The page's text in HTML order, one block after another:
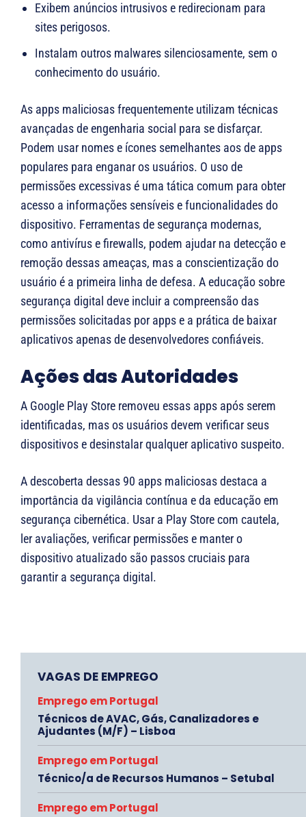
Exibem anúncios intrusivos e redirecionam para
sites perigosos.
Instalam outros malwares silenciosamente, sem o
conhecimento do usuário.
As apps maliciosas frequentemente utilizam técnicas
avançadas de engenharia social para se disfarçar.
Podem usar nomes e ícones semelhantes aos de apps
populares para enganar os usuários. O uso de
permissões excessivas é uma tática comum para obter
acesso a informações sensíveis e funcionalidades do
dispositivo. Ferramentas de segurança modernas,
como antivírus e firewalls, podem ajudar na detecção e
remoção dessas ameaças, mas a conscientização do
usuário é a primeira linha de defesa. A educação sobre
segurança digital deve incluir a compreensão das
permissões solicitadas por apps e a prática de baixar
aplicativos apenas de desenvolvedores confiáveis.
Ações das Autoridades
A Google Play Store removeu essas apps após serem
identificadas, mas os usuários devem verificar seus
dispositivos e desinstalar qualquer aplicativo suspeito.
A descoberta dessas 90 apps maliciosas destaca a
importância da vigilância contínua e da educação em
segurança cibernética. Usar a Play Store com cautela,
ler avaliações, verificar permissões e manter o
dispositivo atualizado são passos cruciais para
garantir a segurança digital.
VAGAS DE EMPREGO
Emprego em Portugal
Técnicos de AVAC, Gás, Canalizadores e
Ajudantes (M/F) – Lisboa
Emprego em Portugal
Técnico/a de Recursos Humanos – Setubal
Emprego em Portugal